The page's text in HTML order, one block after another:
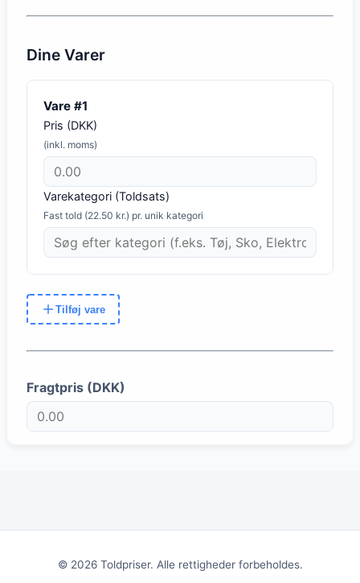
Dine Varer
Vare #1
Pris (DKK)
(inkl. moms)
Varekategori (Toldsats)
Fast told (22.50 kr.) pr. unik kategori
Tilføj vare
Fragtpris (DKK)
© 2026Toldpriser. Alle rettigheder forbeholdes.